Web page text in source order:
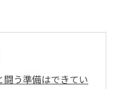
う準備はできてい